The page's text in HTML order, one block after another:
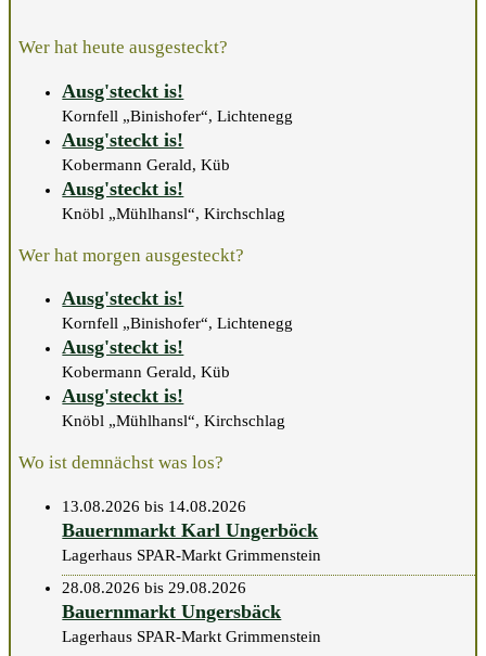
Wer hat heute ausgesteckt?
Ausg'steckt is!
Kornfell „Binishofer“, Lichtenegg
Ausg'steckt is!
Kobermann Gerald, Küb
Ausg'steckt is!
Knöbl „Mühlhansl“, Kirchschlag
Wer hat morgen ausgesteckt?
Ausg'steckt is!
Kornfell „Binishofer“, Lichtenegg
Ausg'steckt is!
Kobermann Gerald, Küb
Ausg'steckt is!
Knöbl „Mühlhansl“, Kirchschlag
Wo ist demnächst was los?
13.08.2026 bis 14.08.2026
Bauernmarkt Karl Ungerböck
Lagerhaus SPAR-Markt Grimmenstein
28.08.2026 bis 29.08.2026
Bauernmarkt Ungersbäck
Lagerhaus SPAR-Markt Grimmenstein